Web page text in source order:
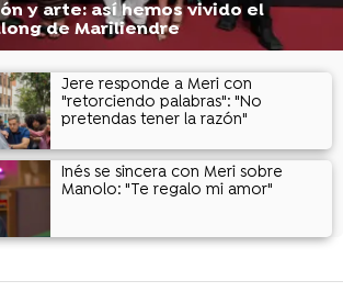
y arte: así hemos vivido el
de Mariliendre
Jere responde a Meri con
"retorciendo palabras": "No
pretendas tener la razón"
Inés se sincera con Meri sobre
Manolo: "Te regalo mi amor"